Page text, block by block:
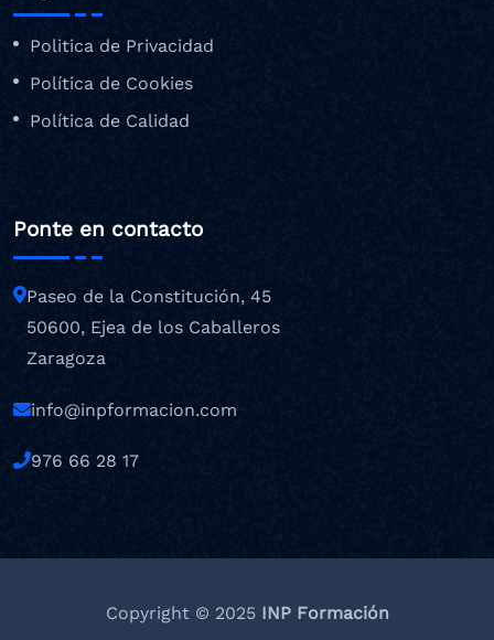
Politica de Privacidad
Política de Cookies
Política de Calidad
Ponte en contacto
Paseo de la Constitución, 45
50600, Ejea de los Caballeros
Zaragoza
info@inpformacion.com
976 66 28 17
Copyright © 2025INP Formación